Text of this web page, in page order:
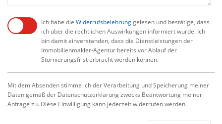
Ich habe die Widerrufsbelehrunggelesen und bestätige, dass
ich über die rechtlichen Auswirkungen informiert wurde. Ich
bin damit einverstanden, dass die Dienstleistungen der
Immobilienmakler-Agentur bereits vor Ablauf der
Stornierungsfrist erbracht werden können.
Mit dem Absenden stimme ich der Verarbeitung und Speicherung meiner
Daten gemäß der Datenschutzerklärung zwecks Beantwortung meiner
Anfrage zu. Diese Einwilligung kann jederzeit widerrufen werden.